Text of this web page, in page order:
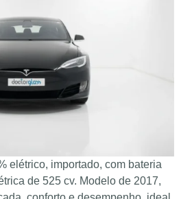
elétrico, importado, com bateria
de 525 cv. Modelo de 2017,